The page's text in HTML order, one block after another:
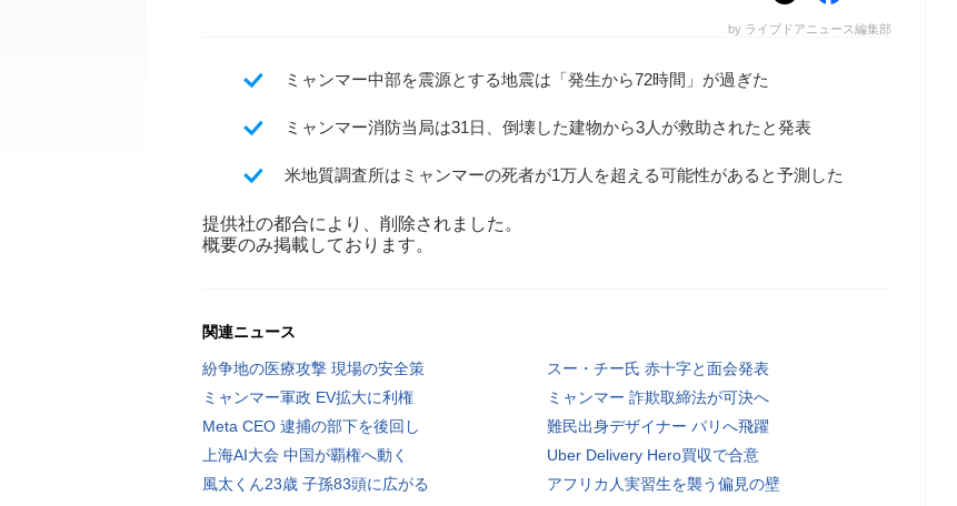
by ライブドアニュース編集部
ミャンマー中部を震源とする地震は「発生から72時間」が過ぎた
ミャンマー消防当局は31日、倒壊した建物から3人が救助されたと発表
米地質調査所はミャンマーの死者が1万人を超える可能性があると予測した
提供社の都合により、削除されました。
概要のみ掲載しております。
関連ニュース
紛争地の医療攻撃 現場の安全策
スー・チー氏 赤十字と面会発表
ミャンマー軍政 EV拡大に利権
ミャンマー 詐欺取締法が可決へ
Meta CEO 逮捕の部下を後回し
難民出身デザイナー パリへ飛躍
上海AI大会 中国が覇権へ動く
Uber Delivery Hero買収で合意
風太くん23歳 子孫83頭に広がる
アフリカ人実習生を襲う偏見の壁